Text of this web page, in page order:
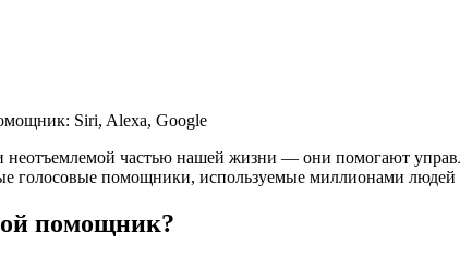
частью нашей жизни — они помогают
голосовые помощники, используемые миллионами людей
помощник?